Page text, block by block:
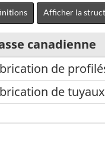
Afficher la
canadienne
de
de
de
de